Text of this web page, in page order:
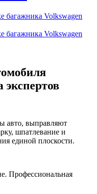
экспертов
авто, выправляют
шпатлевание и
единой плоскости.
Профессиональная